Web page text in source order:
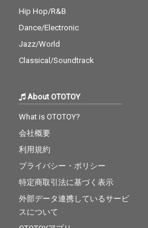
Hip Hop/R&B
Dance/Electronic
Jazz/World
Classical/Soundtrack
About OTOTOY
What is OTOTOY?
会社概要
利用規約
プライバシー・ポリシー
特定商取引法に基づく表示
外部データ連携しているサービ
スについて